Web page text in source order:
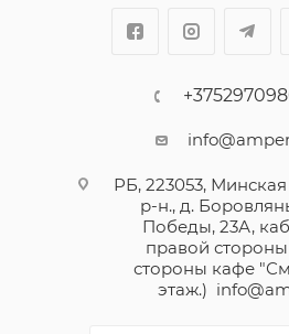
РБ, 223053,
р-н., д.
Победы, 23А,
правой
стороны кафе
этаж.)